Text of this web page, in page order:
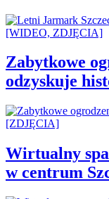
Zabytkowe
odzyskuje
Wirtualny
w centrum